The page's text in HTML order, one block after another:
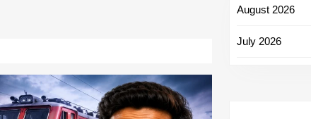
August 2026
July 2026